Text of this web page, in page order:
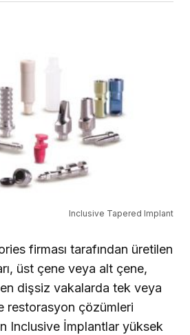
Inclusive Tapered Implant
firma­sı tarafından üretilen
üst çene veya alt çene,
dişsiz vakalarda tek veya
restorasyon çözümleri
Inclusive İmplantlar yüksek